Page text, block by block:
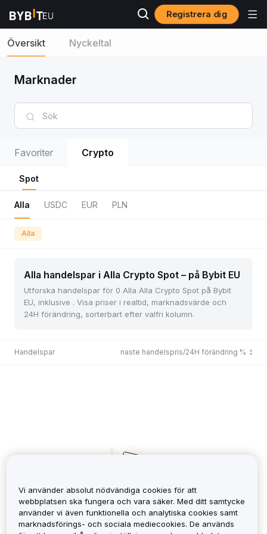
Registrera dig
Översikt Nyckeltal
Marknader
Favoriter Crypto
Spot
Alla USDC EUR PLN
Alla
Alla handelspar i Alla Crypto Spot – på Bybit EU
Utforska handelspar för 0 Alla Alla Crypto Spot på Bybit
EU, inklusive . Visa priser i realtid, marknadsvärde och
24H förändring, sorterbart efter valfri kolumn.
Handelspar Senaste handelspris/24H förändring %
No Records
Vi använder absolut nödvändiga cookies för att
webbplatsen ska fungera och vara säker. Med ditt samtycke
använder vi även funktionella och analytiska cookies samt
marknadsförings- och sociala mediecookies. De används